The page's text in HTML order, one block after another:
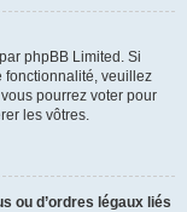
phpBB Limited. Si
fonctionnalité, veuillez
pourrez voter pour
les vôtres.
ou d’ordres légaux liés